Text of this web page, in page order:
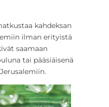
kahdeksan
ilman erityistä
saamaan
tai pääsiäisenä